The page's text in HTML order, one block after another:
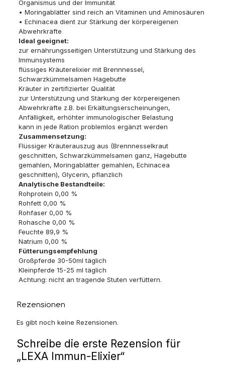
Organismus und der Immunität
• Moringablätter sind reich an Vitaminen und Aminosäuren
• Echinacea dient zur Stärkung der körpereigenen
Abwehrkräfte
Ideal geeignet:
zur ernährungsseitigen Unterstützung und Stärkung des
Immunsystems
flüssiges Kräuterelixier mit Brennnessel,
Schwarzkümmelsamen Hagebutte
Kräuter in zertifizierter Qualität
zur Unterstützung und Stärkung der körpereigenen
Abwehrkräfte z.B. bei Erkältungserscheinungen,
Anfälligkeit, erhöhter immunologischer Belastung
kann in jede Ration problemlos ergänzt werden
Zusammensetzung:
Flüssiger Kräuterauszug aus (Brennnesselkraut
geschnitten, Schwarzkümmelsamen ganz, Hagebutte
gemahlen, Moringablätter gemahlen, Echinacea
geschnitten), Glycerin, pflanzlich
Analytische Bestandteile:
Rohprotein 0,00 %
Rohfett 0,00 %
Rohfaser 0,00 %
Rohasche 0,00 %
Feuchte 89,9 %
Natrium 0,00 %
Fütterungsempfehlung
Großpferde 30-50ml täglich
Kleinpferde 15-25 ml täglich
Achtung: nicht an tragende Stuten verfüttern.
Rezensionen
Es gibt noch keine Rezensionen.
Schreibe die erste Rezension für
„LEXA Immun-Elixier“